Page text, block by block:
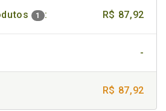
1 : R$ 87,92
-
R$ 87,92